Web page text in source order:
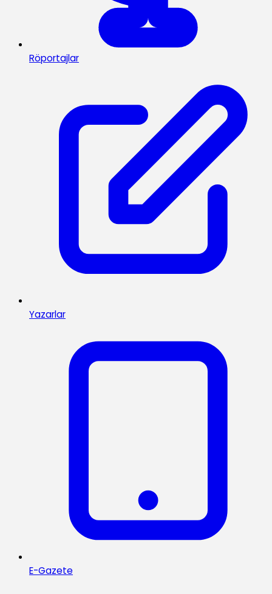
Röportajlar
Yazarlar
E-Gazete